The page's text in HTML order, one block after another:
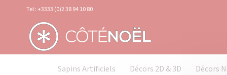
Tel : +3333 (0)2 38 94 10 80
Sapins Artificiels Décors 2D & 3D Décors